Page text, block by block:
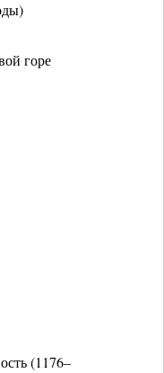
горе
(1176–